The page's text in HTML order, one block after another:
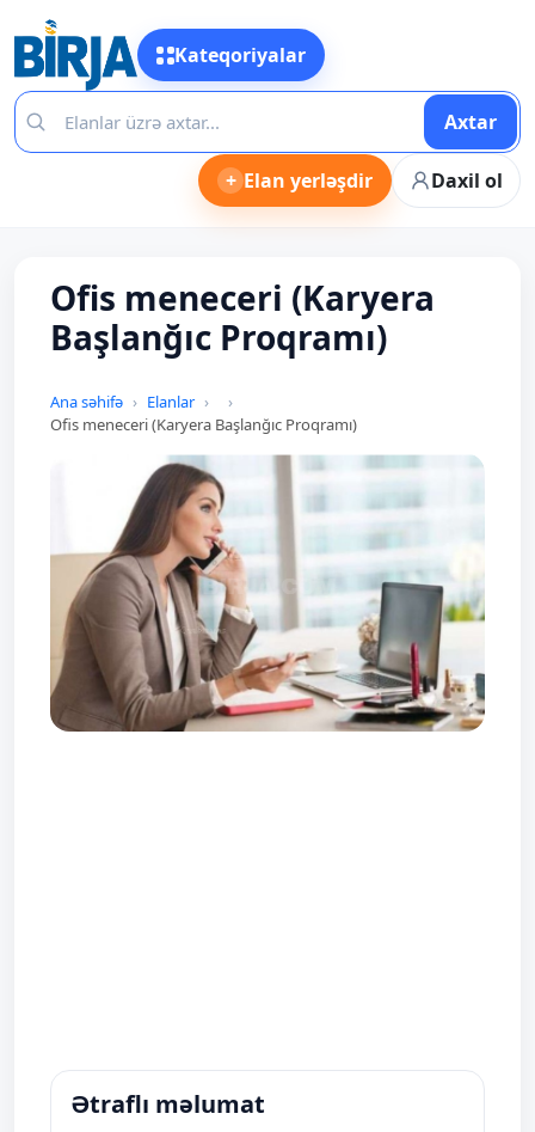
Kateqoriyalar
Axtar
+ Elan yerləşdir Daxil ol
Ofis meneceri (Karyera
Başlanğıc Proqramı)
Ana səhifə
Elanlar
Ofis meneceri (Karyera Başlanğıc Proqramı)
Ətraflı məlumat